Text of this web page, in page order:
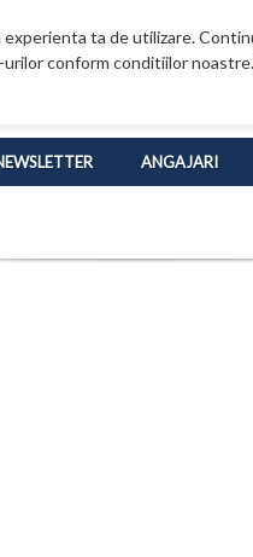
ta de utilizare.
conform conditiilor noastre.
ANGAJARI